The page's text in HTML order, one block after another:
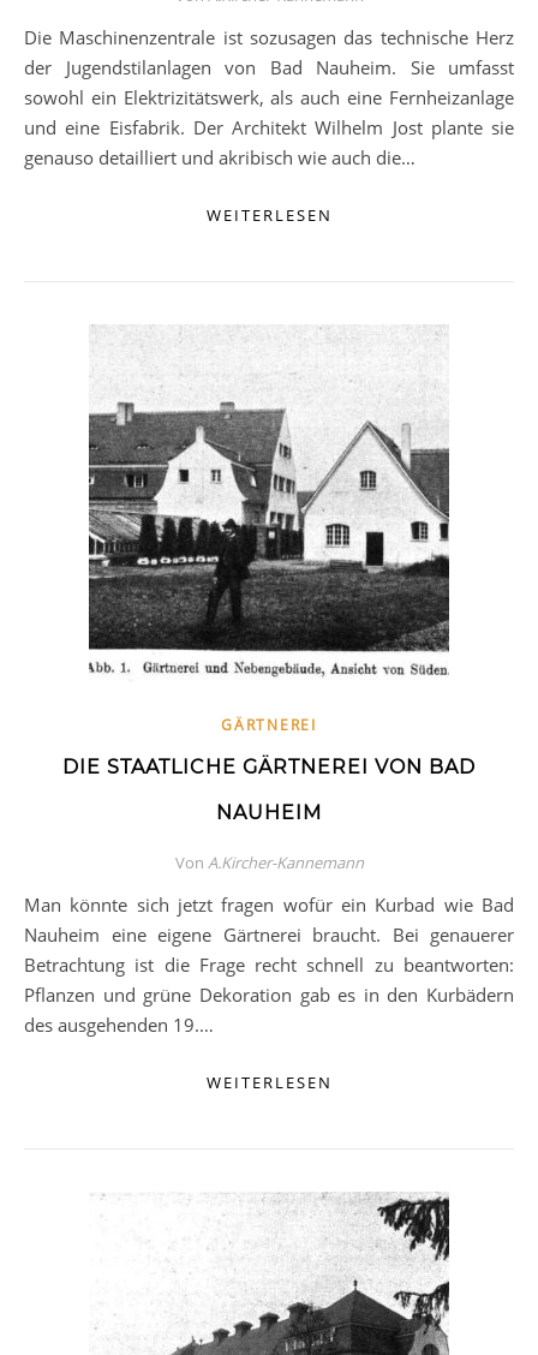
Die Maschinenzentrale ist sozusagen das technische Herz
der Jugendstilanlagen von Bad Nauheim. Sie umfasst
sowohl ein Elektrizitätswerk, als auch eine Fernheizanlage
und eine Eisfabrik. Der Architekt Wilhelm Jost plante sie
genauso detailliert und akribisch wie auch die…
WEITERLESEN
GÄRTNEREI
DIE STAATLICHE GÄRTNEREI VON BAD
NAUHEIM
Von A.Kircher-Kannemann
Man könnte sich jetzt fragen wofür ein Kurbad wie Bad
Nauheim eine eigene Gärtnerei braucht. Bei genauerer
Betrachtung ist die Frage recht schnell zu beantworten:
Pflanzen und grüne Dekoration gab es in den Kurbädern
des ausgehenden 19.…
WEITERLESEN